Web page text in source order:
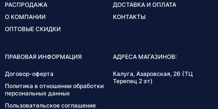
РАСПРОДАЖА
О КОМПАНИИ
ОПТОВЫЕ СКИДКИ
ДОСТАВКА И ОПЛАТА
КОНТАКТЫ
ПРАВОВАЯ ИНФОРМАЦИЯ
Договор-оферта
Политика в отношении обработки
персональных данных
Пользовательское соглашение
АДРЕСА МАГАЗИНОВ:
Калуга, Азаровская, 26 (ТЦ
Терепец 2 эт)